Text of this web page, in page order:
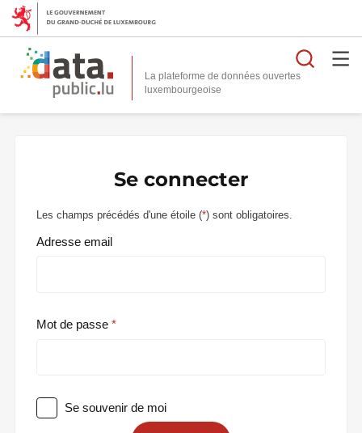
La plateforme de données ouvertes
Se connecter
Les champs précédés d'une étoile (*) sont obligatoires.
Adresse email
Mot de passe
Se souvenir de moi